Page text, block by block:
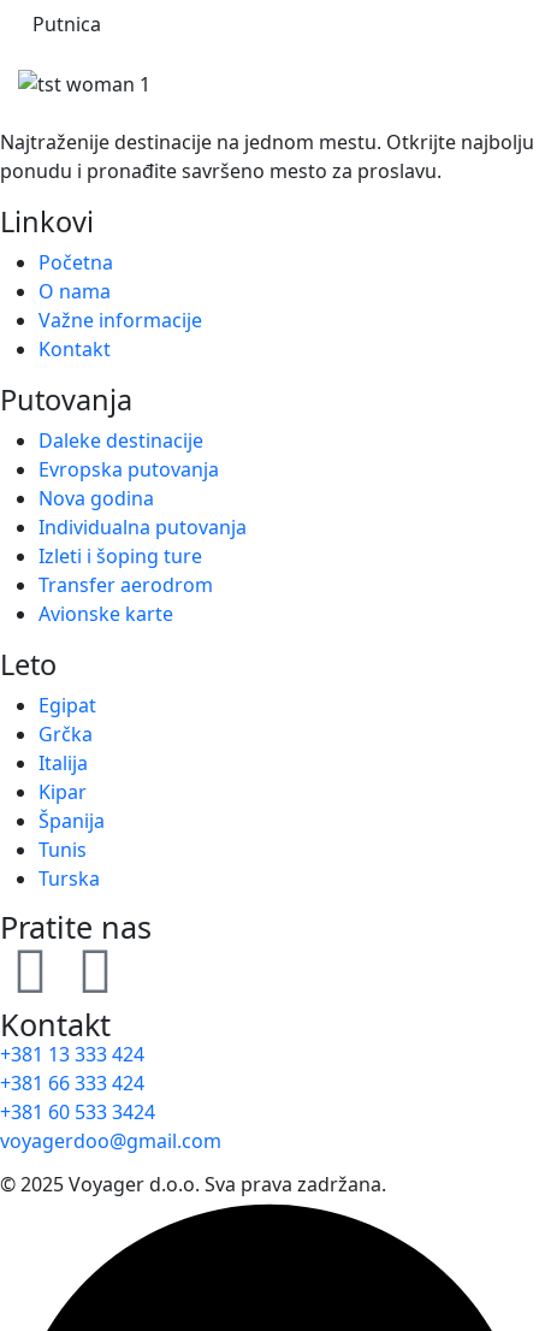
Putnica
Najtraženije destinacije na jednom mestu. Otkrijte najbolju
ponudu i pronađite savršeno mesto za proslavu.
Linkovi
Početna
O nama
Važne informacije
Kontakt
Putovanja
Daleke destinacije
Evropska putovanja
Nova godina
Individualna putovanja
Izleti i šoping ture
Transfer aerodrom
Avionske karte
Leto
Egipat
Grčka
Italija
Kipar
Španija
Tunis
Turska
Pratite nas
Kontakt
+381 13 333 424
+381 66 333 424
+381 60 533 3424
voyagerdoo@gmail.com
© 2025 Voyager d.o.o. Sva prava zadržana.